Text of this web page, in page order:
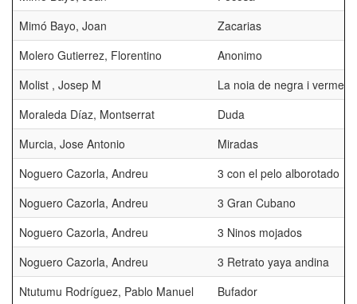
Mimó Bayo, Joan
Zacarias
Molero Gutierrez, Florentino
Anonimo
Molist , Josep M
La noia de negra i vermell
Moraleda Díaz, Montserrat
Duda
Murcia, Jose Antonio
Miradas
Noguero Cazorla, Andreu
3 con el pelo alborotado
Noguero Cazorla, Andreu
3 Gran Cubano
Noguero Cazorla, Andreu
3 Ninos mojados
Noguero Cazorla, Andreu
3 Retrato yaya andina
Ntutumu Rodríguez, Pablo Manuel
Bufador